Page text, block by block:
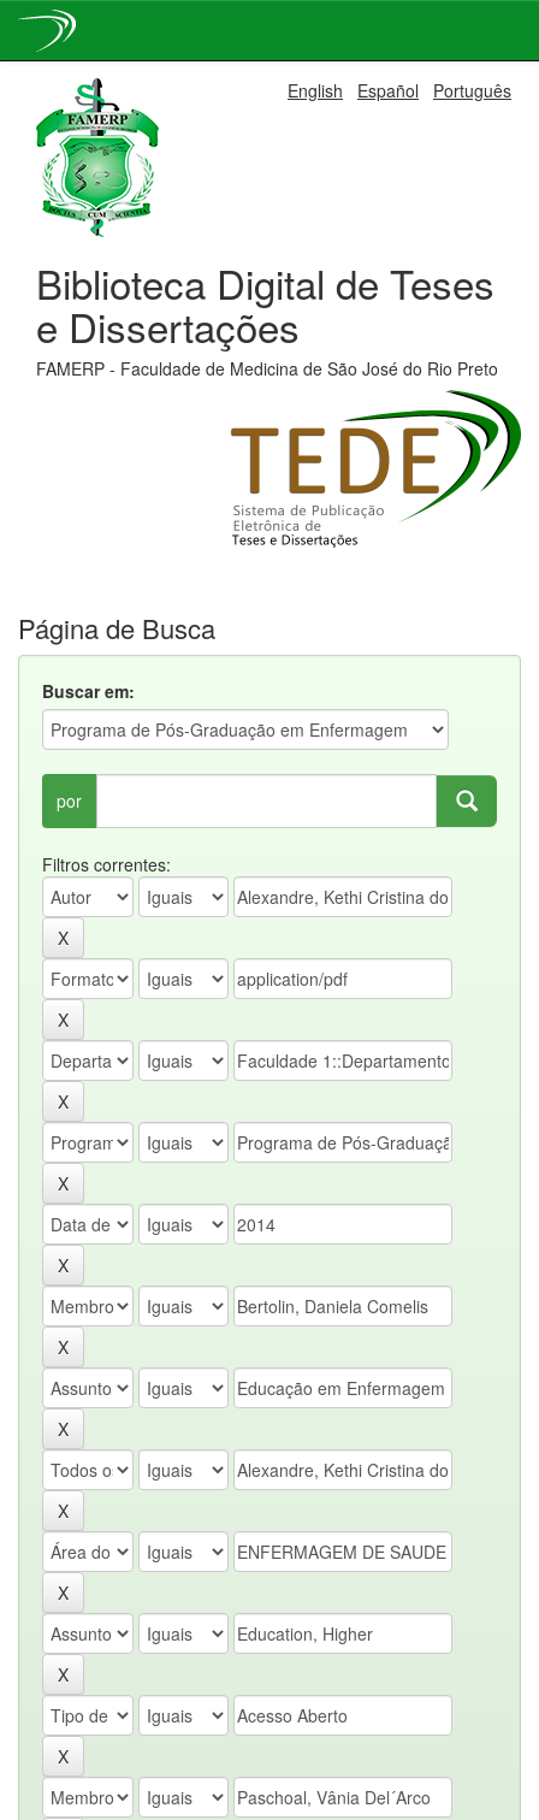
navigation
English Español Português
Biblioteca Digital de Teses
e Dissertações
FAMERP - Faculdade de Medicina de São José do Rio Preto
Página de Busca
Buscar em:
por
Filtros correntes: